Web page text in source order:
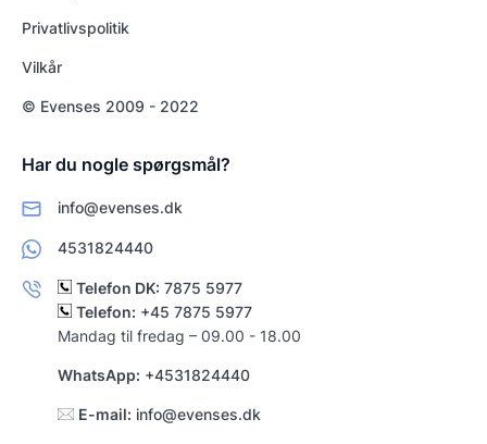
Privatlivspolitik
Vilkår
© Evenses 2009 - 2022
Har du nogle spørgsmål?
info@evenses.dk
4531824440
Telefon DK: 7875 5977
Telefon: +45 7875 5977
Mandag til fredag – 09.00 - 18.00
WhatsApp: +4531824440
E-mail: info@evenses.dk